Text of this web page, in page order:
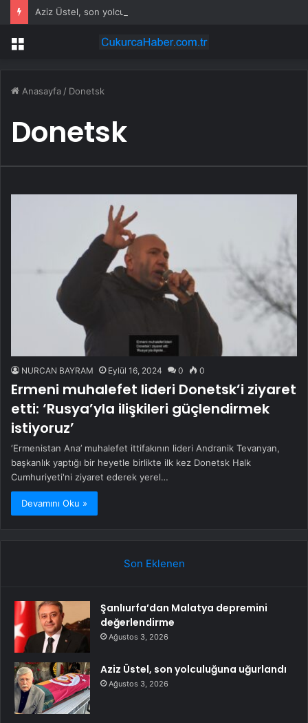
Aziz Üstel, son yolculuğuna uğurlandı
Menü
Anasayfa / Donetsk
Donetsk
NURCAN BAYRAM Eylül 16, 2024 0 0
Ermeni muhalefet lideri Donetsk’i ziyaret
etti: ‘Rusya’yla ilişkileri güçlendirmek
istiyoruz’
‘Ermenistan Ana’ muhalefet ittifakının lideri Andranik Tevanyan,
başkanlık yaptığı bir heyetle birlikte ilk kez Donetsk Halk
Cumhuriyeti'ni ziyaret ederek yerel…
Devamını Oku »
Son Eklenen
Şanlıurfa’dan Malatya depremini
değerlendirme
Ağustos 3, 2026
Aziz Üstel, son yolculuğuna uğurlandı
Ağustos 3, 2026